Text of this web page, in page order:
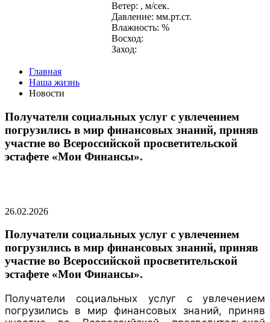
Ветер: , м/сек.
Давление: мм.рт.ст.
Влажность: %
Восход:
Заход:
Главная
Наша жизнь
Новости
Получатели социальных услуг с увлечением
погрузились в мир финансовых знаний, приняв
участие во Всероссийской просветительской
эстафете «Мои Финансы».
26.02.2026
Получатели социальных услуг с увлечением
погрузились в мир финансовых знаний, приняв
участие во Всероссийской просветительской
эстафете «Мои Финансы».
Получатели социальных услуг с увлечением
погрузились в мир финансовых знаний, приняв